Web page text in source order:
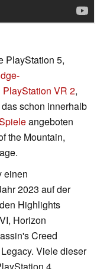
PlayStation 5,
PlayStation VR 2,
schon innerhalb
angeboten
the Mountain,
einen
2023 auf der
Highlights
Horizon
Creed
Viele dieser